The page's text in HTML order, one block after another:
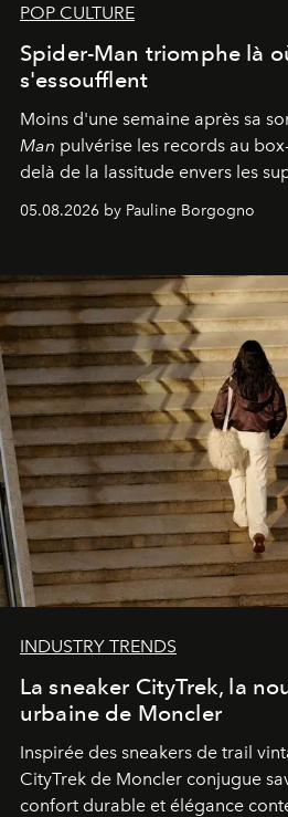
POP CULTURE
Spider-Man triomphe là
s'essoufflent
Moins d'une semaine après sa
Man pulvérise les records au
delà de la lassitude envers les
personnages continuent de
05.08.2026 by Pauline Borgogno
INDUSTRY TRENDS
La sneaker CityTrek, la
urbaine de Moncler
Inspirée des sneakers de trail
CityTrek de Moncler conjugue
confort durable et élégance